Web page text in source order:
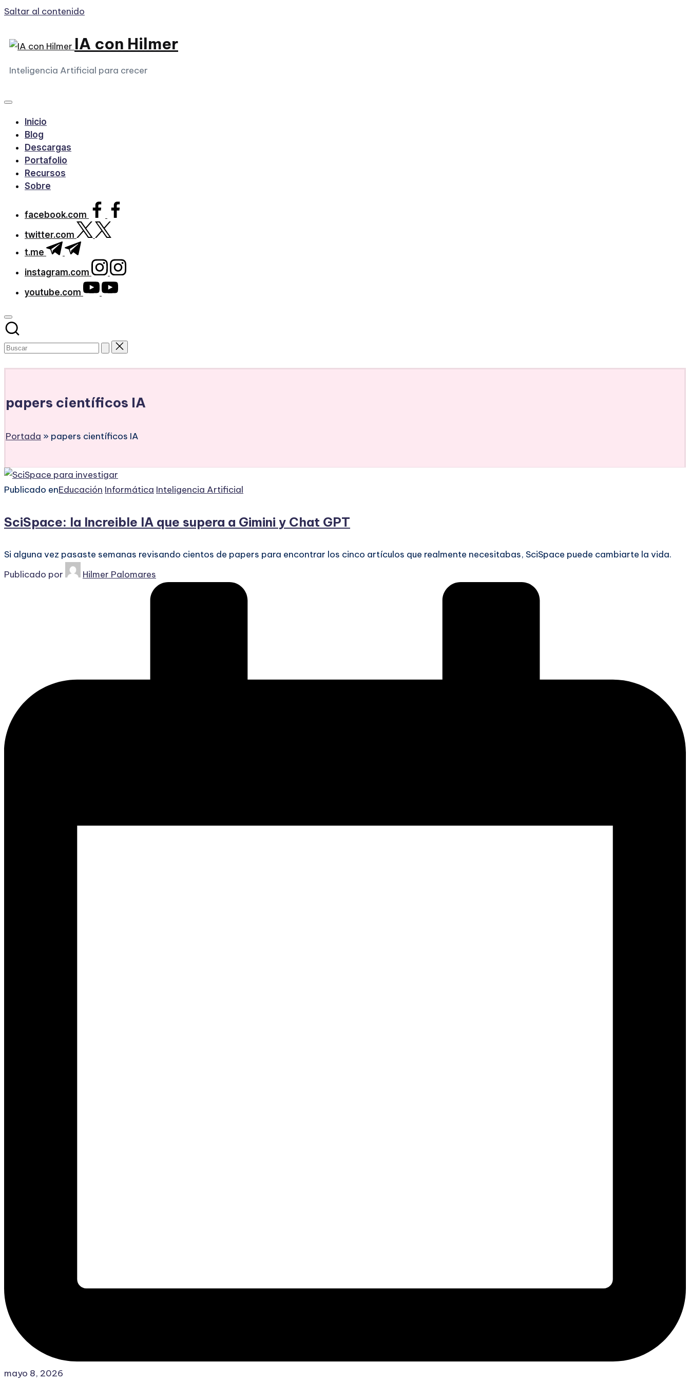
Saltar al contenido
IA con Hilmer
Inteligencia Artificial para crecer
Inicio
Blog
Descargas
Portafolio
Recursos
Sobre
facebook.com
twitter.com
t.me
instagram.com
youtube.com
papers científicos IA
Portada » papers científicos IA
Publicado enEducación Informática Inteligencia Artificial
SciSpace: la Increible IA que supera a Gimini y Chat GPT
Si alguna vez pasaste semanas revisando cientos de papers para encontrar los cinco artículos que realmente necesitabas, SciSpace puede cambiarte la vida.
Publicado por
Hilmer Palomares
mayo 8, 2026